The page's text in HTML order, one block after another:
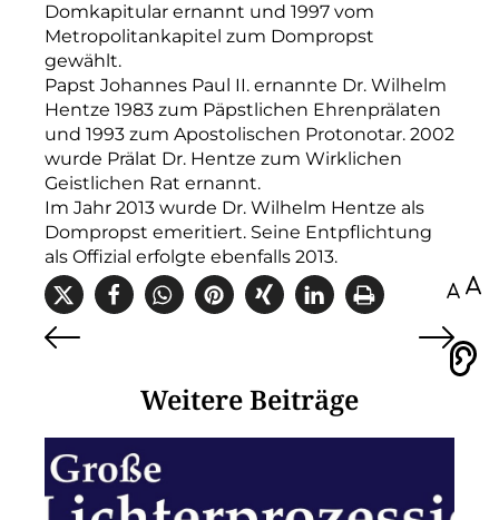
Domkapitular ernannt und 1997 vom
Metropolitankapitel zum Dompropst
gewählt.
Papst Johannes Paul II. ernannte Dr. Wilhelm
Hentze 1983 zum Päpstlichen Ehrenprälaten
und 1993 zum Apostolischen Protonotar. 2002
wurde Prälat Dr. Hentze zum Wirklichen
Geistlichen Rat ernannt.
Im Jahr 2013 wurde Dr. Wilhelm Hentze als
Dompropst emeritiert. Seine Entpflichtung
als Offizial erfolgte ebenfalls 2013.
Weitere Beiträge
100